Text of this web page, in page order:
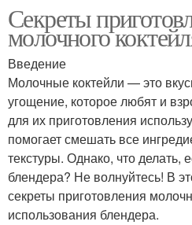
Секреты
молочного
Введение
Молочные коктейли — это
угощение, которое любят и
для их приготовления
помогает смешать все
текстуры. Однако, что делать,
блендера? Не волнуйтесь! В
секреты приготовления
использования блендера.